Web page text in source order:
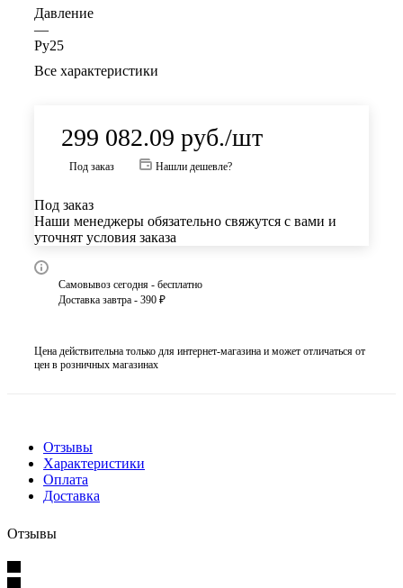
Давление
—
Ру25
Все характеристики
299 082.09 руб./шт
Под заказ Нашли дешевле?
Под заказ
Наши менеджеры обязательно свяжутся с вами и
уточнят условия заказа
Самовывоз сегодня - бесплатно
Доставка завтра - 390 ₽
Цена действительна только для интернет-магазина и может отличаться от
цен в розничных магазинах
Отзывы
Характеристики
Оплата
Доставка
Отзывы